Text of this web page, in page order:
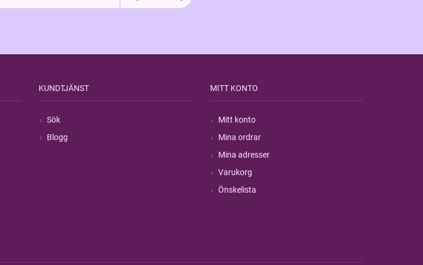
KUNDTJÄNST
Sök
Blogg
MITT KONTO
Mitt konto
Mina ordrar
Mina adresser
Varukorg
Önskelista